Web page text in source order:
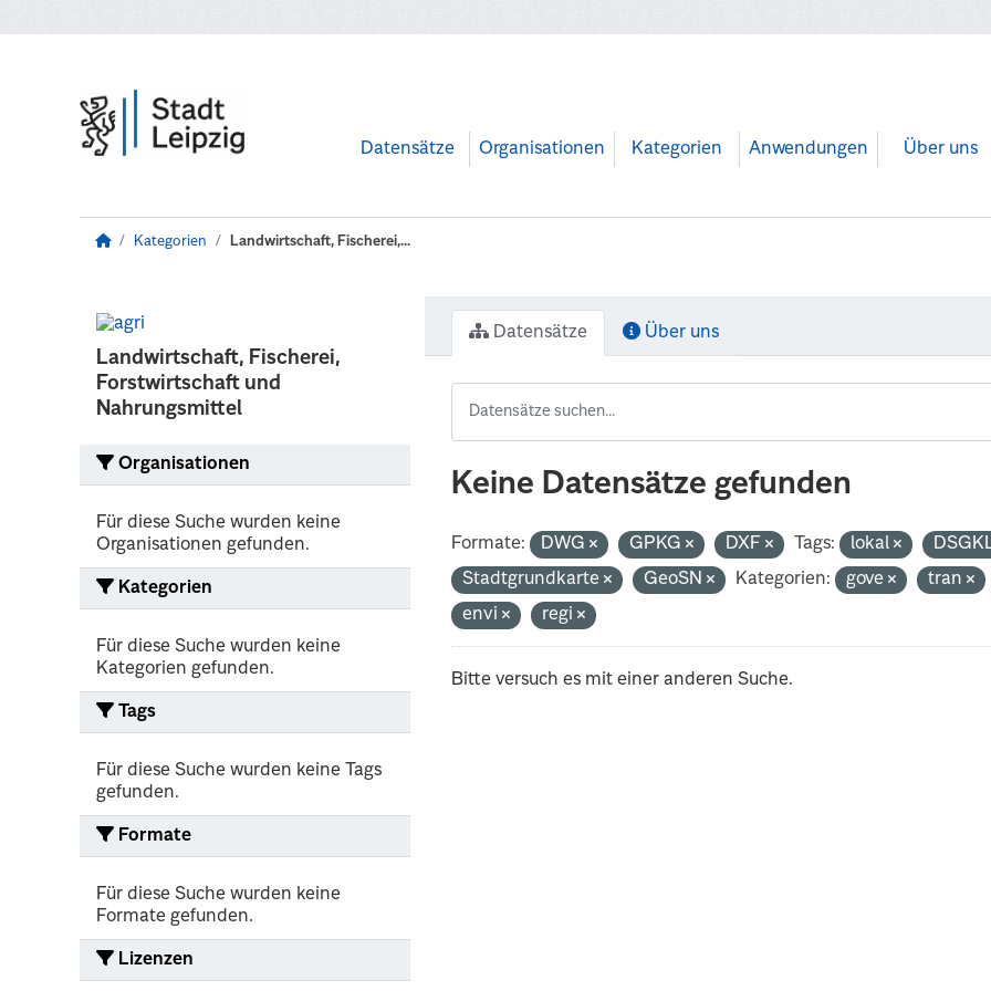
Datensätze Organisationen Kategorien Anwendungen Über uns
Kategorien Landwirtschaft, Fischerei,...
Landwirtschaft, Fischerei,
Forstwirtschaft und
Nahrungsmittel
Organisationen
Für diese Suche wurden keine
Organisationen gefunden.
Kategorien
Für diese Suche wurden keine
Kategorien gefunden.
Tags
Für diese Suche wurden keine Tags
gefunden.
Formate
Für diese Suche wurden keine
Formate gefunden.
Lizenzen
Datensätze Über uns
Keine Datensätze gefunden
Formate: DWG GPKG DXF Tags: lokal
Stadtgrundkarte
GeoSN Kategorien: gove
tran
envi
regi
Bitte versuch es mit einer anderen Suche.